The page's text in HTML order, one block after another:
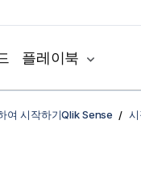
플레이북
여 시작하기Qlik Sense